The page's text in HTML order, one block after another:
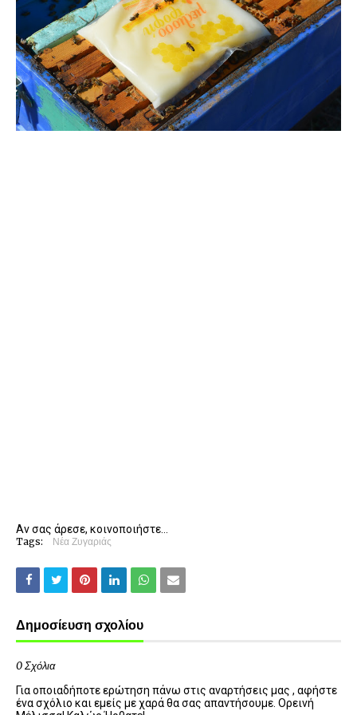
Αν σας άρεσε, κοινοποιήστε...
Tags: Νέα Ζυγαριάς
Δημοσίευση σχολίου
0 Σχόλια
Για οποιαδήποτε ερώτηση πάνω στις αναρτήσεις μας , αφήστε
ένα σχόλιο και εμείς με χαρά θα σας απαντήσουμε. Ορεινή